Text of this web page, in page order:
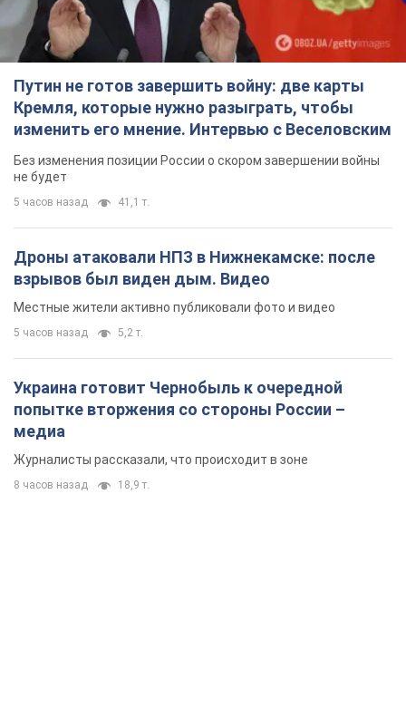
Путин не готов завершить войну: две карты
Кремля, которые нужно разыграть, чтобы
изменить его мнение. Интервью с Веселовским
Без изменения позиции России о скором завершении войны
не будет
5 часов назад 41,1 т.
Дроны атаковали НПЗ в Нижнекамске: после
взрывов был виден дым. Видео
Местные жители активно публиковали фото и видео
5 часов назад 5,2 т.
Украина готовит Чернобыль к очередной
попытке вторжения со стороны России –
медиа
Журналисты рассказали, что происходит в зоне
8 часов назад 18,9 т.